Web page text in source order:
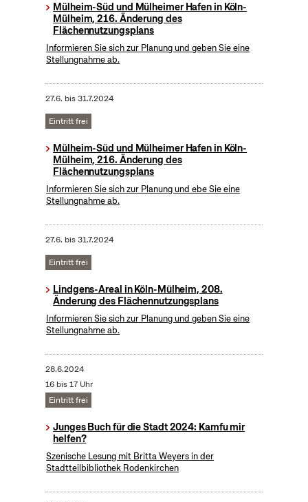
Mülheim-Süd und Mülheimer Hafen in Köln-
Mülheim, 216. Änderung des
Flächennutzungsplans
Informieren Sie sich zur Planung und geben Sie eine
Stellungnahme ab.
27.6. bis31.7.2024
Eintritt frei
Mülheim-Süd und Mülheimer Hafen in Köln-
Mülheim, 216. Änderung des
Flächennutzungsplans
Informieren Sie sich zur Planung und ebe Sie eine
Stellungnahme ab.
27.6. bis31.7.2024
Eintritt frei
Lindgens-Areal in Köln-Mülheim, 208.
Änderung des Flächennutzungsplans
Informieren Sie sich zur Planung und geben Sie eine
Stellungnahme ab.
28.6.2024
16 bis 17 Uhr
Eintritt frei
Junges Buch für die Stadt 2024: Kamfu mir
helfen?
Szenische Lesung mit Britta Weyers in der
Stadtteilbibliothek Rodenkirchen